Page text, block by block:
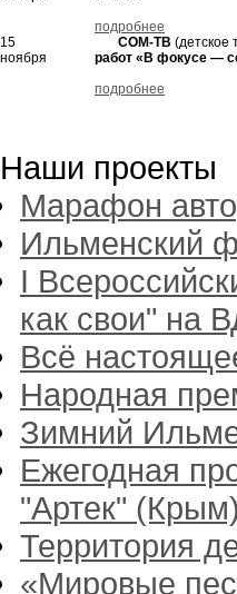
подробнее
15
ноября
СОМ-ТВ (детское
работ «В фокусе —
подробнее
Наши проекты
Марафон
Ильменский
I
как свои" на
Всё
Народная
Зимний
Ежегодная
"Артек" (Крым)
Территория
«Мировые